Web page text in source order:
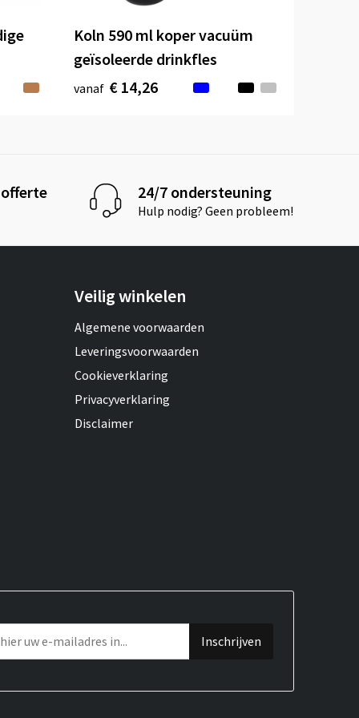
Koln 590 ml koper vacuüm
geïsoleerde drinkfles
vanaf € 14,26
offerte 24/7 ondersteuning
Hulp nodig? Geen probleem!
Veilig winkelen
Algemene voorwaarden
Leveringsvoorwaarden
Cookieverklaring
Privacyverklaring
Disclaimer